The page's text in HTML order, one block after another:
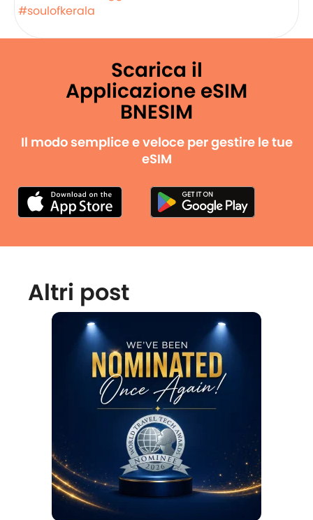
#soulofkerala
Scarica il
Applicazione eSIM
BNESIM
Il modo semplice e veloce per gestire le tue
eSIM
Altri post